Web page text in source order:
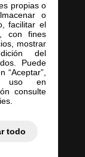
propias o
o
facilitar el
con fines
mostrar
del
Puede
“Aceptar”,
uso en
consulte
todo